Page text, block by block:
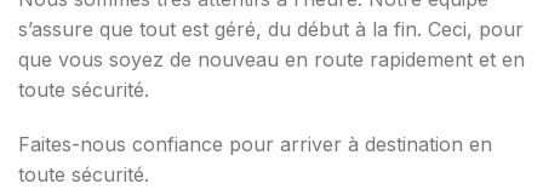
s’assure que tout est géré, du début à la fin. Ceci, pour
que vous soyez de nouveau en route rapidement et en
toute sécurité.
Faites-nous confiance pour arriver à destination en
toute sécurité.